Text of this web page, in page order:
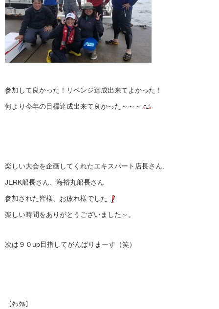
参加して良かった！リベンジ達成出来てよかった！
何より今年の目標達成出来て良かった～～～
楽しい大会を企画してくれたエキスパート店長さん、
JERK船長さん、海裕丸船長さん
参加された皆様、お疲れ様でした
楽しい時間をありがとうございました～。
次は９０up目指してがんばりまーす（笑）
【ﾀｯｸﾙ】